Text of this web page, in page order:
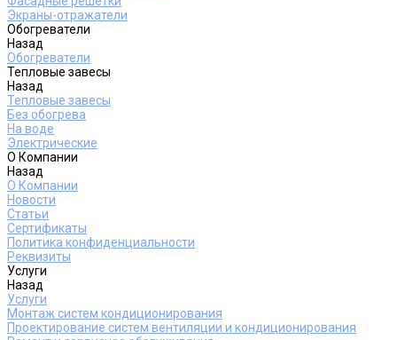
Экраны-отражатели
Обогреватели
Назад
Обогреватели
Тепловые завесы
Назад
Тепловые завесы
Без обогрева
На воде
Электрические
О Компании
Назад
О Компании
Новости
Статьи
Сертификаты
Политика конфиденциальности
Реквизиты
Услуги
Назад
Услуги
Монтаж систем кондиционирования
Проектирование систем вентиляции и кондиционирования